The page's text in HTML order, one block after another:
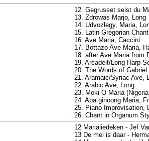
12. Gegrusset seist du
13. Zdrowas Marjo, Long
14. Udvozlegy, Maria,
15. Latin Gregorian
16. Ave Maria, Caccini
17. Bottazo Ave Maria,
18. after Ave Maria from
19. Arcadelt/Long Harp
20. The Words of
21. Aramaic/Syriac Ave,
22. Arabic Ave, Long
23. Moki O Maria
24. Aba ginoong Maria,
25. Piano Improvisation,
26. Chant in Organum
12 Marialiedeken - Jef
13 De mei is daar -